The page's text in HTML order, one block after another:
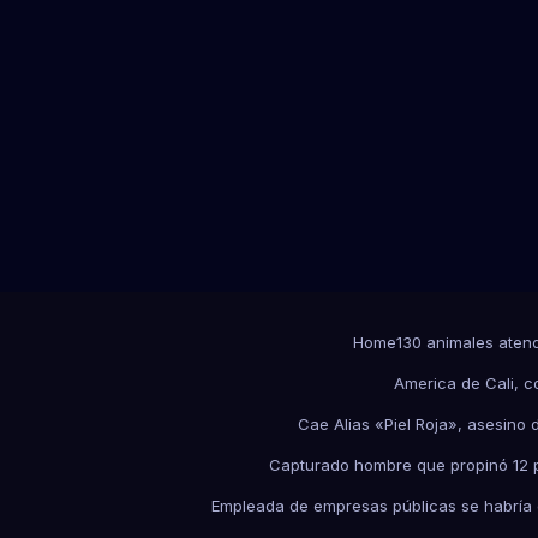
Home130 animales
America de Cali,
Cae Alias «Piel Roja», asesino
Capturado hombre que propinó 12
Empleada de empresas públicas se